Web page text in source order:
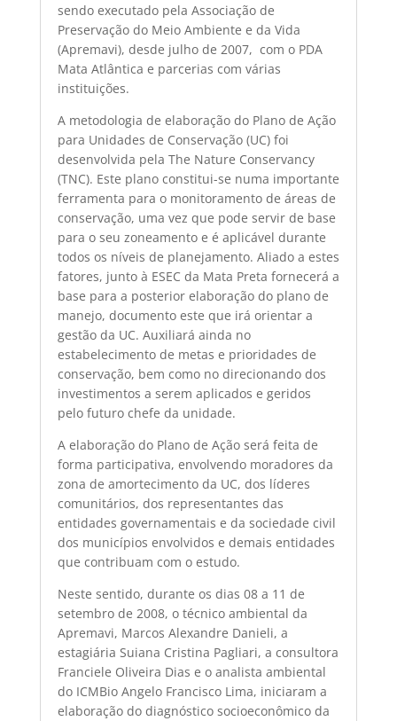
sendo executado pela Associação de
Preservação do Meio Ambiente e da Vida
(Apremavi), desde julho de 2007, com o PDA
Mata Atlântica e parcerias com várias
instituições.
A metodologia de elaboração do Plano de Ação
para Unidades de Conservação (UC) foi
desenvolvida pela The Nature Conservancy
(TNC). Este plano constitui-se numa importante
ferramenta para o monitoramento de áreas de
conservação, uma vez que pode servir de base
para o seu zoneamento e é aplicável durante
todos os níveis de planejamento. Aliado a estes
fatores, junto à ESEC da Mata Preta fornecerá a
base para a posterior elaboração do plano de
manejo, documento este que irá orientar a
gestão da UC. Auxiliará ainda no
estabelecimento de metas e prioridades de
conservação, bem como no direcionando dos
investimentos a serem aplicados e geridos
pelo futuro chefe da unidade.
A elaboração do Plano de Ação será feita de
forma participativa, envolvendo moradores da
zona de amortecimento da UC, dos líderes
comunitários, dos representantes das
entidades governamentais e da sociedade civil
dos municípios envolvidos e demais entidades
que contribuam com o estudo.
Neste sentido, durante os dias 08 a 11 de
setembro de 2008, o técnico ambiental da
Apremavi, Marcos Alexandre Danieli, a
estagiária Suiana Cristina Pagliari, a consultora
Franciele Oliveira Dias e o analista ambiental
do ICMBio Angelo Francisco Lima, iniciaram a
elaboração do diagnóstico socioeconômico da